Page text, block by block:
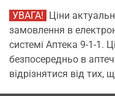
УВАГА! Ціни
замовлення в
системі Аптека 9-1-1.
безпосередньо в
відрізнятися від тих,